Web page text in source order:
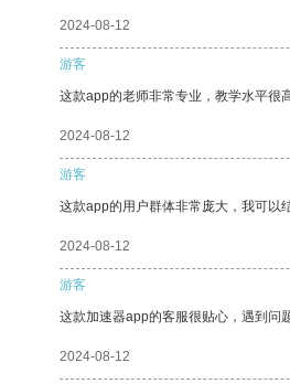
2024-08-12
游客
这款app的老师非常专业，教学水平很
2024-08-12
游客
这款app的用户群体非常庞大，我可以
2024-08-12
游客
这款加速器app的客服很贴心，遇到问
2024-08-12